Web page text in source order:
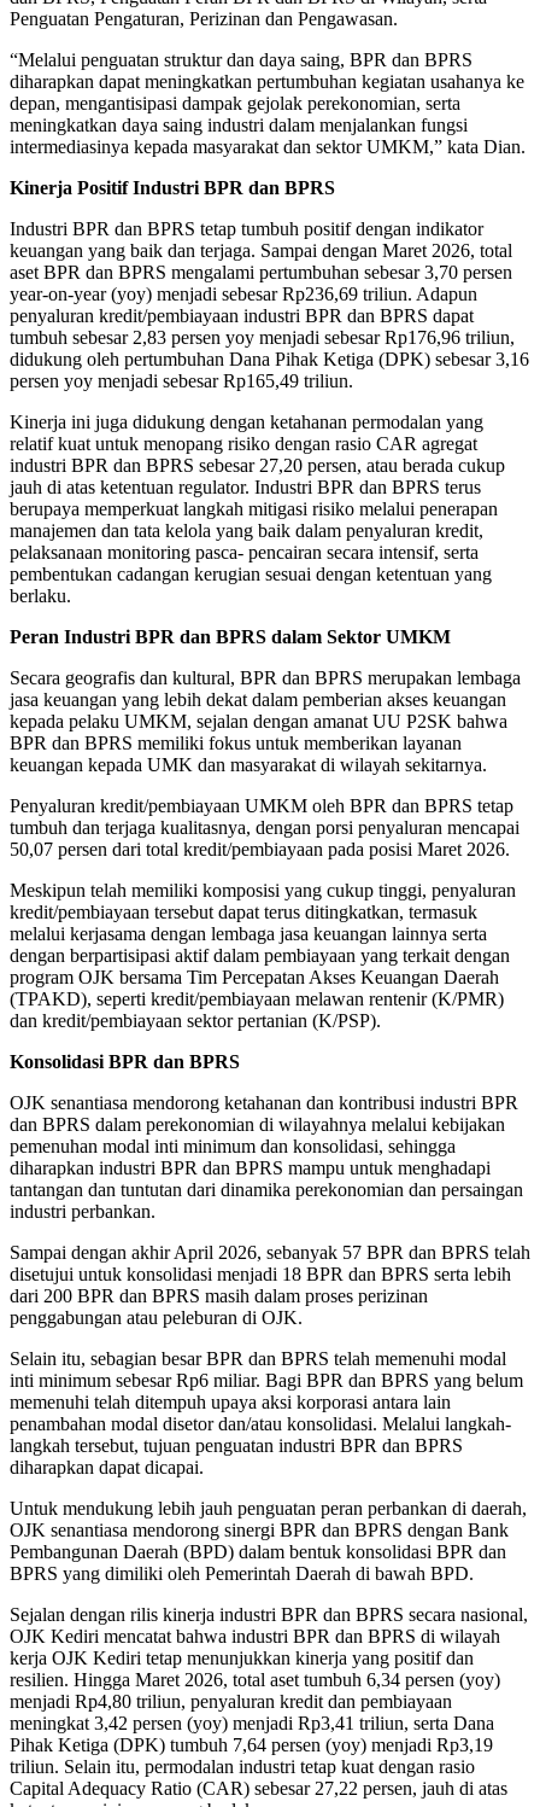
Penguatan Pengaturan, Perizinan dan Pengawasan.
“Melalui penguatan struktur dan daya saing, BPR dan BPRS
diharapkan dapat meningkatkan pertumbuhan kegiatan usahanya ke
depan, mengantisipasi dampak gejolak perekonomian, serta
meningkatkan daya saing industri dalam menjalankan fungsi
intermediasinya kepada masyarakat dan sektor UMKM,” kata Dian.
Kinerja Positif Industri BPR dan BPRS
Industri BPR dan BPRS tetap tumbuh positif dengan indikator
keuangan yang baik dan terjaga. Sampai dengan Maret 2026, total
aset BPR dan BPRS mengalami pertumbuhan sebesar 3,70 persen
year-on-year (yoy) menjadi sebesar Rp236,69 triliun. Adapun
penyaluran kredit/pembiayaan industri BPR dan BPRS dapat
tumbuh sebesar 2,83 persen yoy menjadi sebesar Rp176,96 triliun,
didukung oleh pertumbuhan Dana Pihak Ketiga (DPK) sebesar 3,16
persen yoy menjadi sebesar Rp165,49 triliun.
Kinerja ini juga didukung dengan ketahanan permodalan yang
relatif kuat untuk menopang risiko dengan rasio CAR agregat
industri BPR dan BPRS sebesar 27,20 persen, atau berada cukup
jauh di atas ketentuan regulator. Industri BPR dan BPRS terus
berupaya memperkuat langkah mitigasi risiko melalui penerapan
manajemen dan tata kelola yang baik dalam penyaluran kredit,
pelaksanaan monitoring pasca- pencairan secara intensif, serta
pembentukan cadangan kerugian sesuai dengan ketentuan yang
berlaku.
Peran Industri BPR dan BPRS dalam Sektor UMKM
Secara geografis dan kultural, BPR dan BPRS merupakan lembaga
jasa keuangan yang lebih dekat dalam pemberian akses keuangan
kepada pelaku UMKM, sejalan dengan amanat UU P2SK bahwa
BPR dan BPRS memiliki fokus untuk memberikan layanan
keuangan kepada UMK dan masyarakat di wilayah sekitarnya.
Penyaluran kredit/pembiayaan UMKM oleh BPR dan BPRS tetap
tumbuh dan terjaga kualitasnya, dengan porsi penyaluran mencapai
50,07 persen dari total kredit/pembiayaan pada posisi Maret 2026.
Meskipun telah memiliki komposisi yang cukup tinggi, penyaluran
kredit/pembiayaan tersebut dapat terus ditingkatkan, termasuk
melalui kerjasama dengan lembaga jasa keuangan lainnya serta
dengan berpartisipasi aktif dalam pembiayaan yang terkait dengan
program OJK bersama Tim Percepatan Akses Keuangan Daerah
(TPAKD), seperti kredit/pembiayaan melawan rentenir (K/PMR)
dan kredit/pembiayaan sektor pertanian (K/PSP).
Konsolidasi BPR dan BPRS
OJK senantiasa mendorong ketahanan dan kontribusi industri BPR
dan BPRS dalam perekonomian di wilayahnya melalui kebijakan
pemenuhan modal inti minimum dan konsolidasi, sehingga
diharapkan industri BPR dan BPRS mampu untuk menghadapi
tantangan dan tuntutan dari dinamika perekonomian dan persaingan
industri perbankan.
Sampai dengan akhir April 2026, sebanyak 57 BPR dan BPRS telah
disetujui untuk konsolidasi menjadi 18 BPR dan BPRS serta lebih
dari 200 BPR dan BPRS masih dalam proses perizinan
penggabungan atau peleburan di OJK.
Selain itu, sebagian besar BPR dan BPRS telah memenuhi modal
inti minimum sebesar Rp6 miliar. Bagi BPR dan BPRS yang belum
memenuhi telah ditempuh upaya aksi korporasi antara lain
penambahan modal disetor dan/atau konsolidasi. Melalui langkah-
langkah tersebut, tujuan penguatan industri BPR dan BPRS
diharapkan dapat dicapai.
Untuk mendukung lebih jauh penguatan peran perbankan di daerah,
OJK senantiasa mendorong sinergi BPR dan BPRS dengan Bank
Pembangunan Daerah (BPD) dalam bentuk konsolidasi BPR dan
BPRS yang dimiliki oleh Pemerintah Daerah di bawah BPD.
Sejalan dengan rilis kinerja industri BPR dan BPRS secara nasional,
OJK Kediri mencatat bahwa industri BPR dan BPRS di wilayah
kerja OJK Kediri tetap menunjukkan kinerja yang positif dan
resilien. Hingga Maret 2026, total aset tumbuh 6,34 persen (yoy)
menjadi Rp4,80 triliun, penyaluran kredit dan pembiayaan
meningkat 3,42 persen (yoy) menjadi Rp3,41 triliun, serta Dana
Pihak Ketiga (DPK) tumbuh 7,64 persen (yoy) menjadi Rp3,19
triliun. Selain itu, permodalan industri tetap kuat dengan rasio
Capital Adequacy Ratio (CAR) sebesar 27,22 persen, jauh di atas